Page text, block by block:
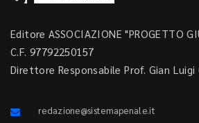
Editore ASSOCIAZIONE "PROGETTO
C.F. 97792250157
Direttore Responsabile Prof. Gian
redazione@sistemapenale.it